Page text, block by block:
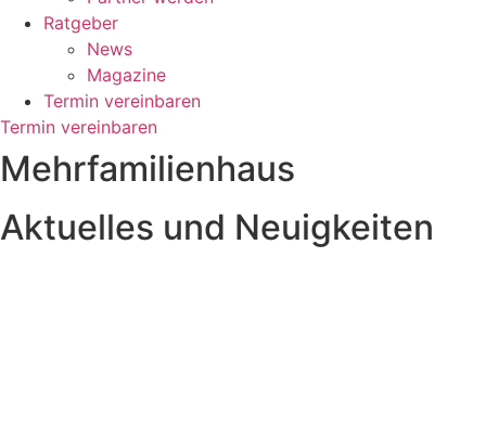
Ratgeber
News
Magazine
Termin vereinbaren
Termin vereinbaren
Mehrfamilienhaus
Aktuelles und Neuigkeiten